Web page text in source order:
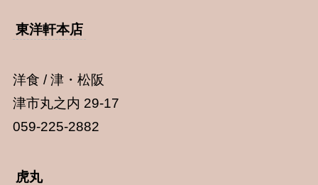
東洋軒本店
洋食 / 津・松阪
津市丸之内 29-17
059-225-2882
虎丸